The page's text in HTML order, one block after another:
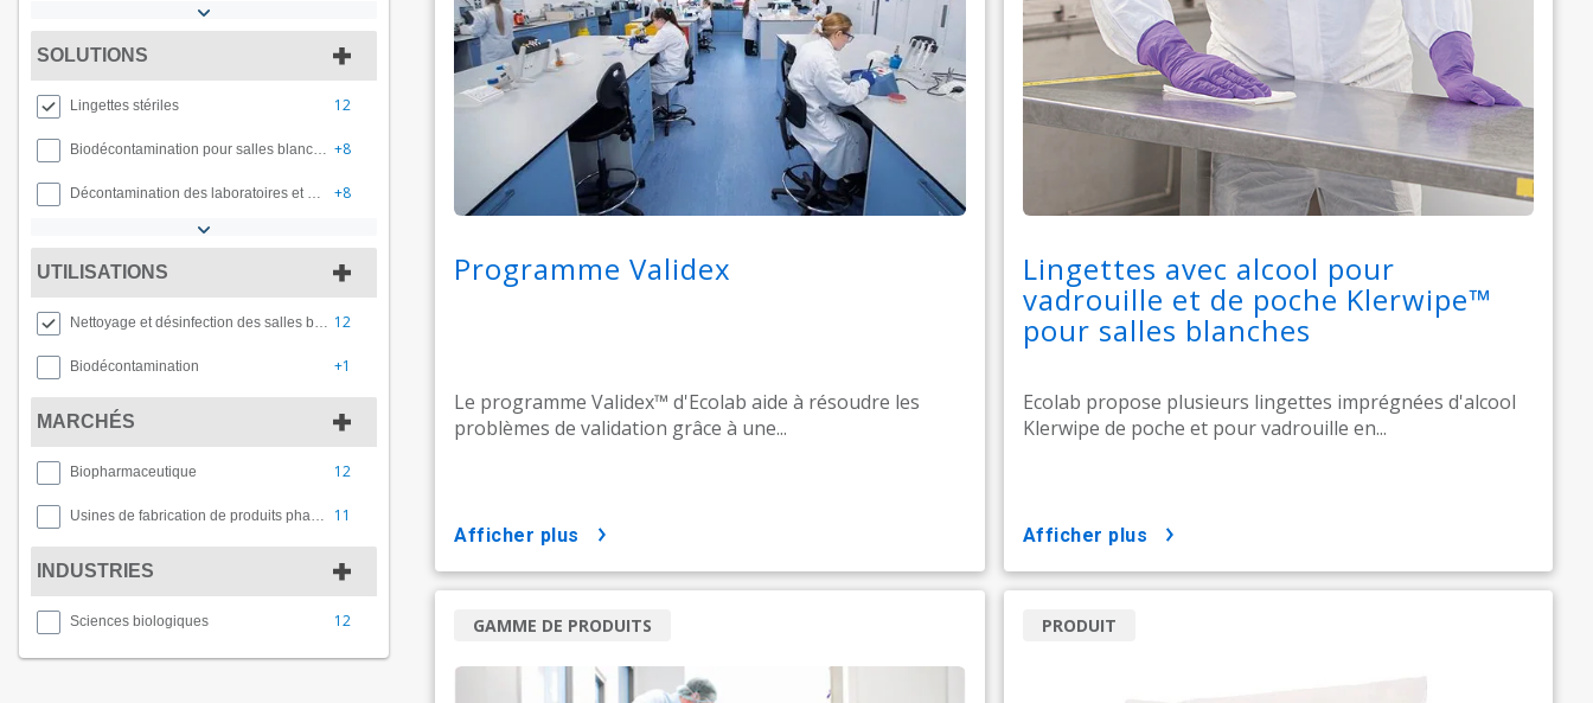
SOLUTIONS
Lingettes stériles 12
Biodécontamination pour salles blanches +8
Décontamination des laboratoires et des installations de recherche biomédicale​​​​​​​ +8
UTILISATIONS
Nettoyage et désinfection des salles blanches​​​​​​​ 12
Biodécontamination +1
MARCHÉS
Biopharmaceutique 12
Usines de fabrication de produits pharmaceutiques​​​​​​​ 11
INDUSTRIES
Sciences biologiques 12
Programme Validex
Le programme Validex™ ​​​​​d'Ecolab aide à résoudre les
problèmes de validation grâce à une...
afficher plus
Lingettes avec alcool pour
vadrouille et de poche Klerwipe™
pour salles blanches
Ecolab propose plusieurs lingettes imprégnées d'alcool
Klerwipe de poche et pour vadrouille en...
afficher plus
GAMME DE PRODUITS PRODUIT